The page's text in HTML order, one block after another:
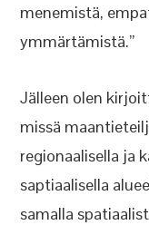
menemistä,
ymmärtämistä.”
Jälleen olen
missä
regionaalisella ja
saptiaalisella
samalla